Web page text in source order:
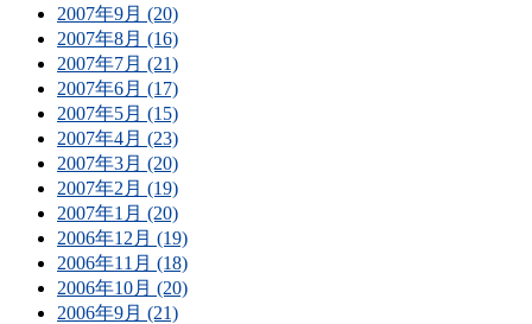
2007年9月 (20)
2007年8月 (16)
2007年7月 (21)
2007年6月 (17)
2007年5月 (15)
2007年4月 (23)
2007年3月 (20)
2007年2月 (19)
2007年1月 (20)
2006年12月 (19)
2006年11月 (18)
2006年10月 (20)
2006年9月 (21)